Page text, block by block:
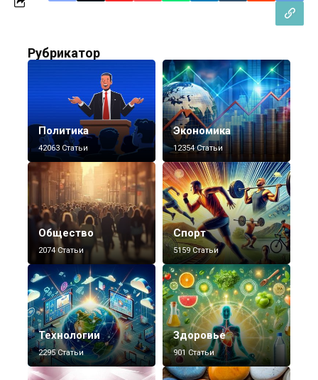
Рубрикатор
Политика
42063 Статьи
Экономика
12354 Статьи
Общество
2074 Статьи
Спорт
5159 Статьи
Технологии
2295 Статьи
Здоровье
901 Статьи